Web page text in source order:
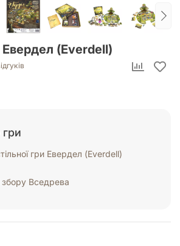
Евердел (Everdell)
гри Евердел (Everdell)
збору Вседрева